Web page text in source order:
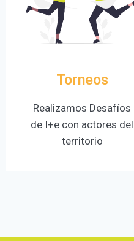
Torneos
Realizamos Desafíos
de I+e con actores del
territorio